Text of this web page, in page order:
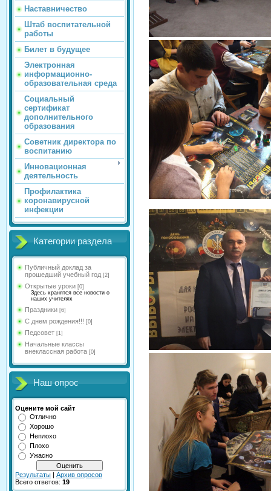
Наставничество
Штаб воспитательной
работы
Билет в будущее
Электронная
информационно-
образовательная среда
Социальный
сертификат
дополнительного
образования
Советник директора по
воспитанию
Инновационная
деятельность
Профилактика
коронавирусной
инфекции
Категории раздела
Публичный доклад за
прошедший учебный год [2]
Открытые уроки [0]
Здесь хранятся все новости о
наших учителях
Праздники [6]
С днем рождения!!! [0]
Педсовет [1]
Начальные классы
внеклассная работа [0]
Наш опрос
Оцените мой сайт
Отлично
Хорошо
Неплохо
Плохо
Ужасно
Результаты | Архив опросов
Всего ответов: 19